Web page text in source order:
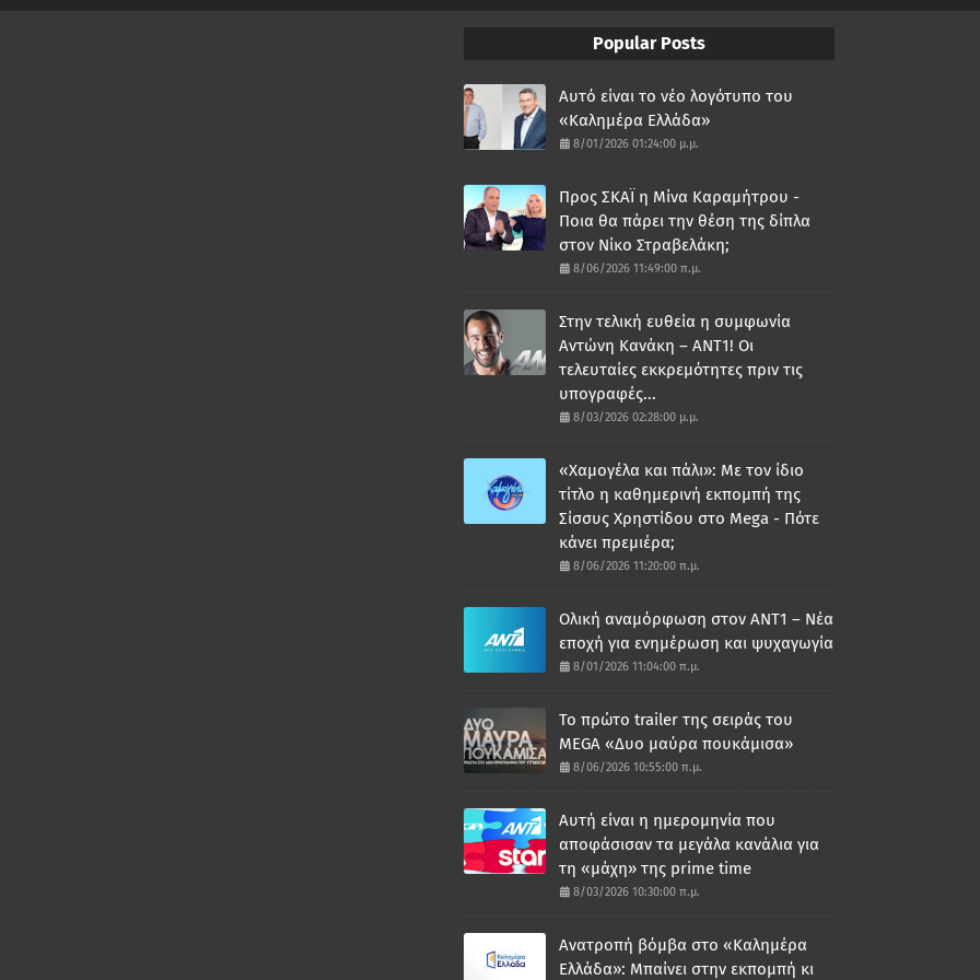
Popular Posts
Αυτό είναι το νέο λογότυπο του
«Καλημέρα Ελλάδα»
8/01/2026 01:24:00 μ.μ.
Προς ΣΚΑΪ η Μίνα Καραμήτρου -
Ποια θα πάρει την θέση της δίπλα
στον Νίκο Στραβελάκη;
8/06/2026 11:49:00 π.μ.
Στην τελική ευθεία η συμφωνία
Αντώνη Κανάκη – ΑΝΤ1! Οι
τελευταίες εκκρεμότητες πριν τις
υπογραφές...
8/03/2026 02:28:00 μ.μ.
«Χαμογέλα και πάλι»: Με τον ίδιο
τίτλο η καθημερινή εκπομπή της
Σίσσυς Χρηστίδου στο Mega - Πότε
κάνει πρεμιέρα;
8/06/2026 11:20:00 π.μ.
Ολική αναμόρφωση στον ΑΝΤ1 – Νέα
εποχή για ενημέρωση και ψυχαγωγία
8/01/2026 11:04:00 π.μ.
Το πρώτο trailer της σειράς του
MEGA «Δυο μαύρα πουκάμισα»
8/06/2026 10:55:00 π.μ.
Αυτή είναι η ημερομηνία που
αποφάσισαν τα μεγάλα κανάλια για
τη «μάχη» της prime time
8/03/2026 10:30:00 π.μ.
Ανατροπή βόμβα στο «Καλημέρα
Ελλάδα»: Μπαίνει στην εκπομπή κι